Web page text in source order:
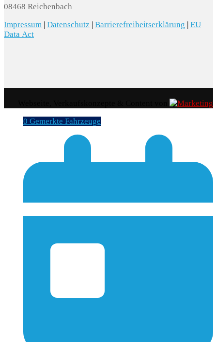
08468 Reichenbach
Impressum | Datenschutz | Barrierefreiheitserklärung | EU
Data Act
0 Gemerkte Fahrzeuge